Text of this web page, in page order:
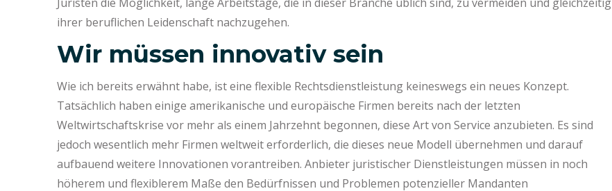
ihrer beruflichen Leidenschaft nachzugehen.
Wir müssen innovativ sein
Wie ich bereits erwähnt habe, ist eine flexible Rechtsdienstleistung keineswegs ein neues Konzept.
Tatsächlich haben einige amerikanische und europäische Firmen bereits nach der letzten
Weltwirtschaftskrise vor mehr als einem Jahrzehnt begonnen, diese Art von Service anzubieten. Es sind
jedoch wesentlich mehr Firmen weltweit erforderlich, die dieses neue Modell übernehmen und darauf
aufbauend weitere Innovationen vorantreiben. Anbieter juristischer Dienstleistungen müssen in noch
höherem und flexiblerem Maße den Bedürfnissen und Problemen potenzieller Mandanten